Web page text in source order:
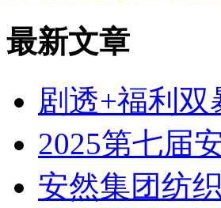
最新文章
剧透+福利
2025第七届
安然集团纺